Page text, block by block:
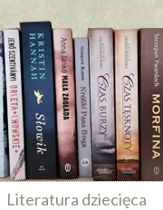
Literatura dziecięca